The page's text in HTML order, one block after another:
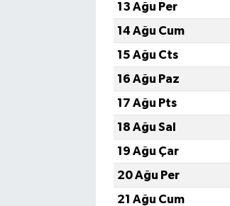
13 Ağu Per
14 Ağu Cum
15 Ağu Cts
16 Ağu Paz
17 Ağu Pts
18 Ağu Sal
19 Ağu Çar
20 Ağu Per
21 Ağu Cum